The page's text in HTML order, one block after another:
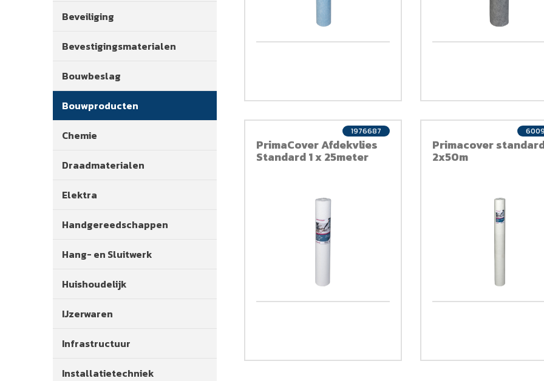
Beveiliging
Bevestigingsmaterialen
Bouwbeslag
Bouwproducten
Chemie
Draadmaterialen
Elektra
Handgereedschappen
Hang- en Sluitwerk
Huishoudelijk
IJzerwaren
Infrastructuur
Installatietechniek
PrimaCover Afdekvlies
Standard 1 x 25meter
1976687
Primacover
2x50m